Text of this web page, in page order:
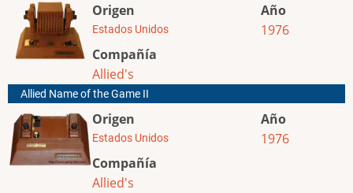
Origen
Estados Unidos
Compañía
Allied's
Año
1976
Allied Name of the Game II
Origen
Estados Unidos
Compañía
Allied's
Año
1976